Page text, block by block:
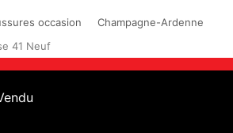
occasion
Champagne-Ardenne
41 Neuf